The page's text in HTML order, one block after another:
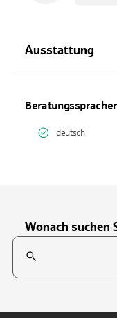
Ausstattung
deutsch
Wonach suchen
Suchfeld